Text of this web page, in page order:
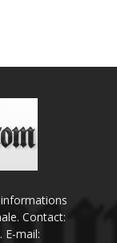
Contact:
E-mail: